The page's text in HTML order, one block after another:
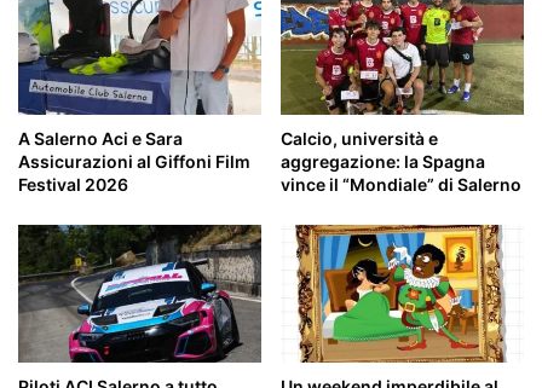
A Salerno Aci e Sara
Assicurazioni al Giffoni Film
Festival 2026
Calcio, università e
aggregazione: la Spagna
vince il “Mondiale” di Salerno